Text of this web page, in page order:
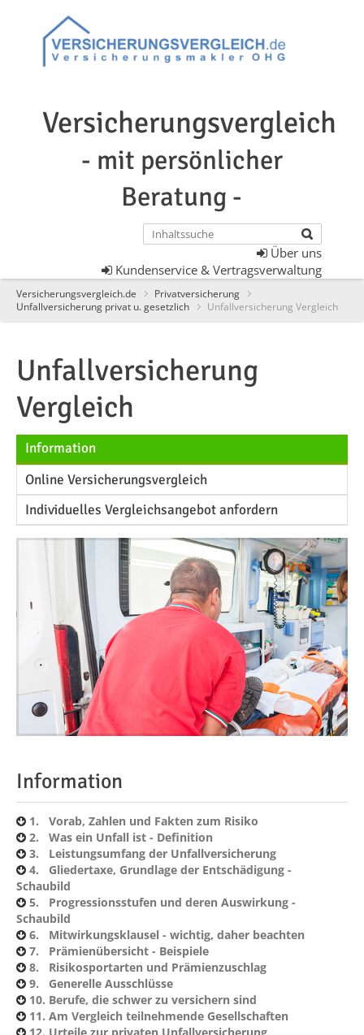
Versicherungsvergleich
- mit persönlicher
Beratung -
Über uns
Kundenservice & Vertragsverwaltung
Versicherungsvergleich.de
Privatversicherung
Unfallversicherung privat u. gesetzlich
Unfallversicherung Vergleich
Unfallversicherung
Vergleich
Information
Online Versicherungsvergleich
Individuelles Vergleichsangebot anfordern
Information
1. Vorab, Zahlen und Fakten zum Risiko
2. Was ein Unfall ist - Definition
3. Leistungsumfang der Unfallversicherung
4. Gliedertaxe, Grundlage der Entschädigung -
Schaubild
5. Progressionsstufen und deren Auswirkung -
Schaubild
6. Mitwirkungsklausel - wichtig, daher beachten
7. Prämienübersicht - Beispiele
8. Risikosportarten und Prämienzuschlag
9. Generelle Ausschlüsse
10. Berufe, die schwer zu versichern sind
11. Am Vergleich teilnehmende Gesellschaften